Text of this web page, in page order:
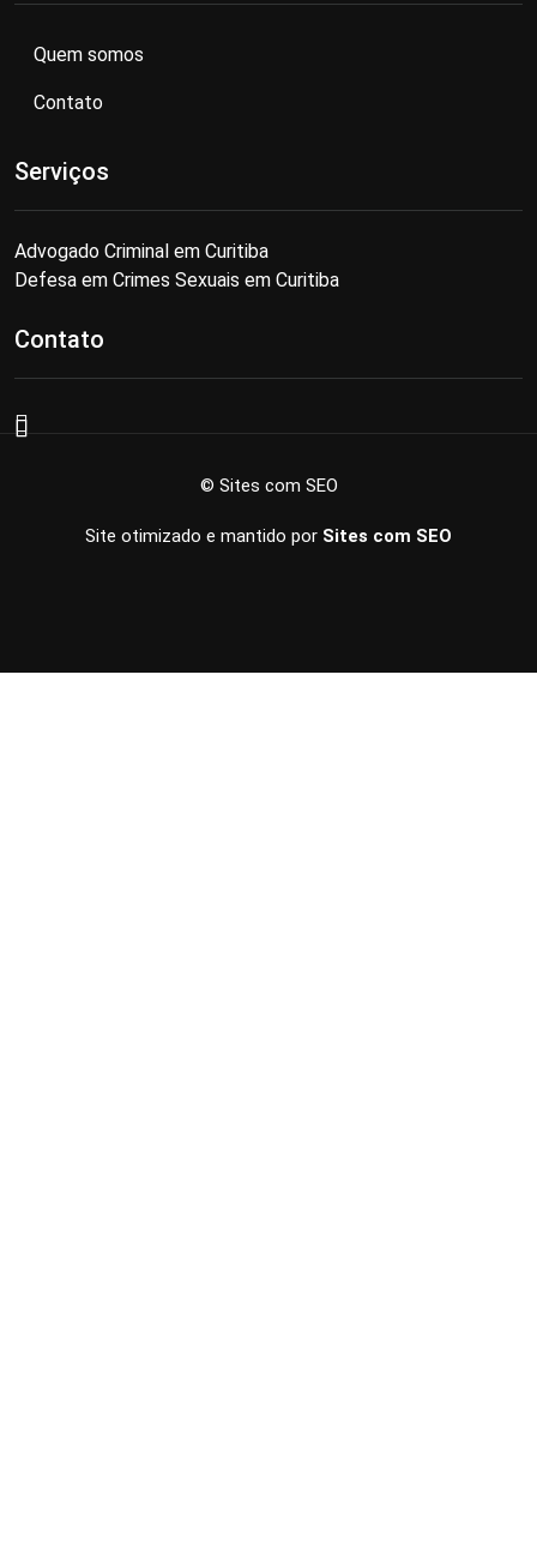
Quem somos
Contato
Serviços
Advogado Criminal em Curitiba
Defesa em Crimes Sexuais em Curitiba
Contato
© Sites com SEO
Site otimizado e mantido por Sites com SEO